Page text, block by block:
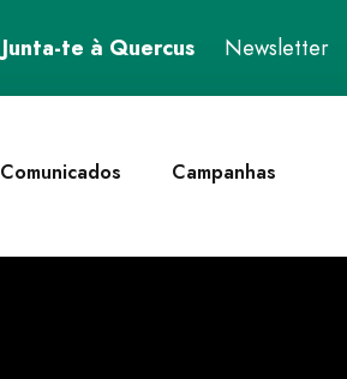
Junta-te à Quercus Newsletter
Comunicados Campanhas